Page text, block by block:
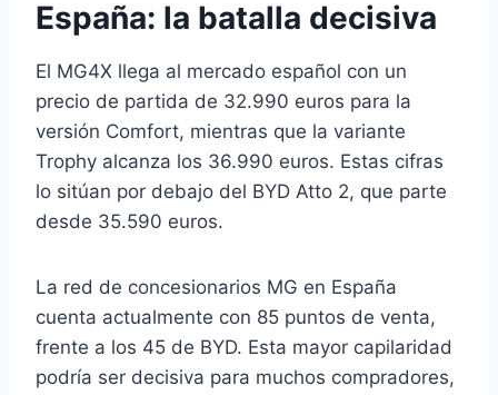
España: la batalla decisiva
El MG4X llega al mercado español con un
precio de partida de 32.990 euros para la
versión Comfort, mientras que la variante
Trophy alcanza los 36.990 euros. Estas cifras
lo sitúan por debajo del BYD Atto 2, que parte
desde 35.590 euros.
La red de concesionarios MG en España
cuenta actualmente con 85 puntos de venta,
frente a los 45 de BYD. Esta mayor capilaridad
podría ser decisiva para muchos compradores,